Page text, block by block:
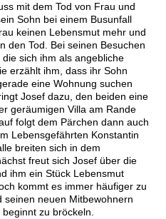
mit dem Tod von Frau und
Sohn bei einem Busunfall
keinen Lebensmut mehr und
den Tod. Bei seinen Besuchen
sich ihm als angebliche
erzählt ihm, dass ihr Sohn
eine Wohnung suchen
Josef dazu, den beiden eine
geräumigen Villa am Rande
folgt dem Pärchen dann auch
Lebensgefährten Konstantin
breiten sich in dem
freut sich Josef über die
ihm ein Stück Lebensmut
kommt es immer häufiger zu
seinen neuen Mitbewohnern
zu bröckeln.